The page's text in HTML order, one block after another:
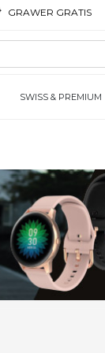
GRAWER GRATIS
SWISS & PREMIUM